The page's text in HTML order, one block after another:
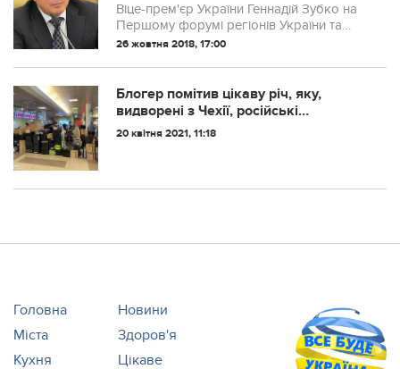
Віце-прем'єр України Геннадій Зубко на
Першому форумі регіонів України та
Білорусі запропонував білоруським
викликало агресію з боку російських
ЗМІ.
26 жовтня 2018, 17:00
Блогер помітив цікаву річ, яку,
видворені з Чехії, російські
дипломати прохопили з собою у
20 квітня 2021, 11:18
Головна
Новини
Міста
Здоров'я
Кухня
Цікаве